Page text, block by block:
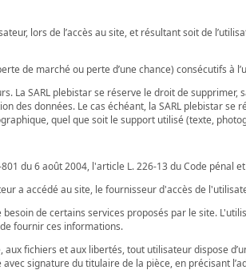
lors de l’accès au site, et résultant soit de
de marché ou perte d’une chance) consécutifs à
La SARL plebistar se réserve le droit de
données. Le cas échéant, la SARL plebistar
quel que soit le support utilisé (texte,
du 6 août 2004, l'article L. 226-13 du Code pénal
a accédé au site, le fournisseur d'accès de
de certains services proposés par le site.
fournir ces informations.
fichiers et aux libertés, tout utilisateur dispose
signature du titulaire de la pièce, en précisant